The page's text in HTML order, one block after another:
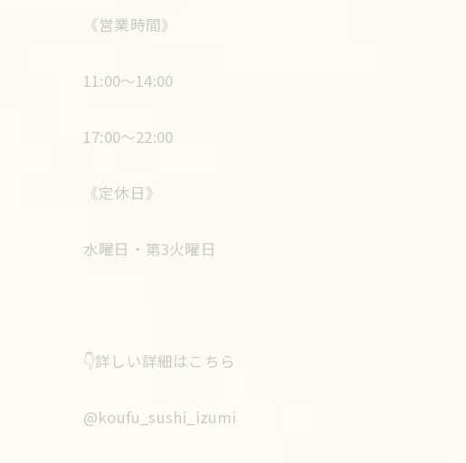
《営業時間》
11:00〜14:00
17:00〜22:00
《定休日》
水曜日・第3火曜日
👇詳しい詳細はこちら
@koufu_sushi_izumi